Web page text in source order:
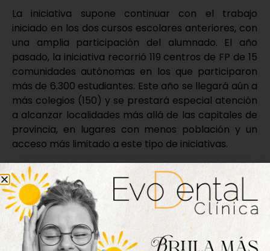
La iniciativa supone continuar con el trabajo
iniciado en los dos cursos escolares anteriores, con
una amplia participación del alumnado. El año
pasado, la iniciativa recorrió 119 centros de FP de 15
comunidades autónomas en los que participaron
más de 6.300 estudiantes. Este año se llegará aún a
más colegios (150) y se prestará especial atención
a alcanzar localidades más allá de las capitales de
provincia, en lugares con menos población y un
acceso más limitado a este tipo de iniciativas.
Nueva edición
disponible